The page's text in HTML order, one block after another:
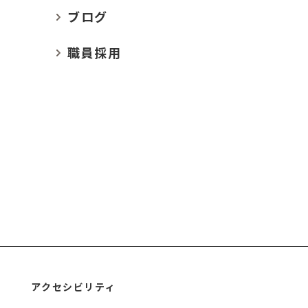
ブログ
職員採用
アクセシビリティ